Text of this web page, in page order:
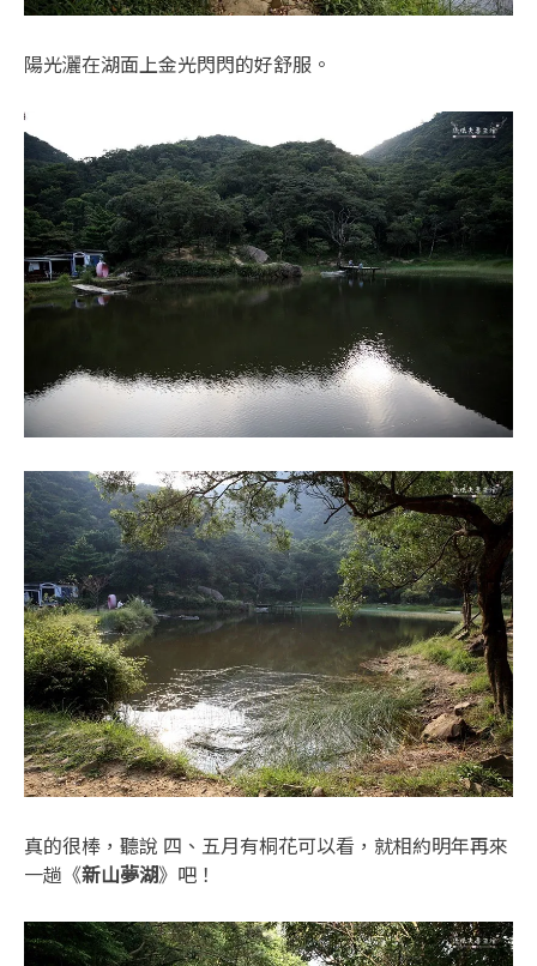
陽光灑在湖面上金光閃閃的好舒服。
真的很棒，聽說 四、五月有桐花可以看，就相約明年再來
一趟《新山夢湖》吧！